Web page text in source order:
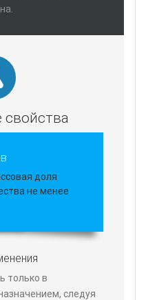
доля
не менее
только в
следуя